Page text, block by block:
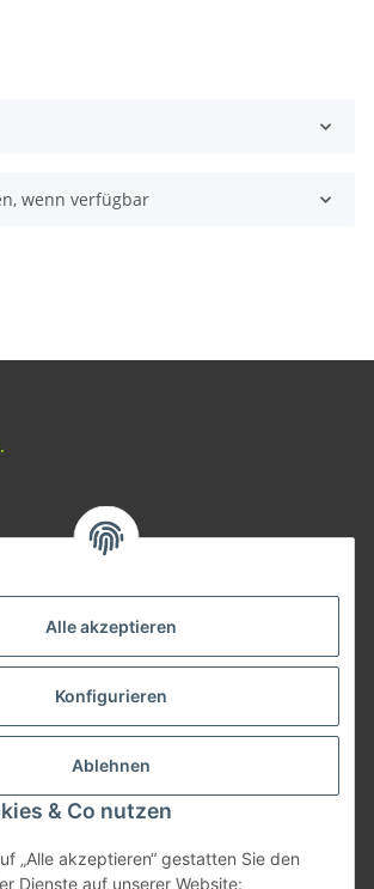
Alle akzeptieren
Konfigurieren
Ablehnen
& Co nutzen
„Alle akzeptieren“ gestatten Sie den
Dienste auf unserer Website:
wenn verfügbar